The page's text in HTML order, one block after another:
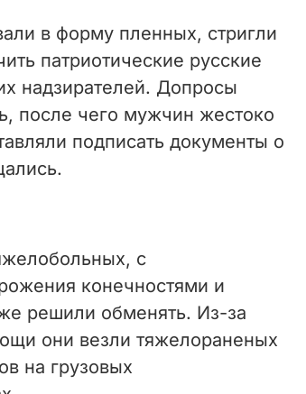
в форму пленных, стригли
патриотические русские
надзирателей. Допросы
после чего мужчин жестоко
подписать документы о
с
конечностями и
решили обменять. Из-за
они везли тяжелораненых
на грузовых